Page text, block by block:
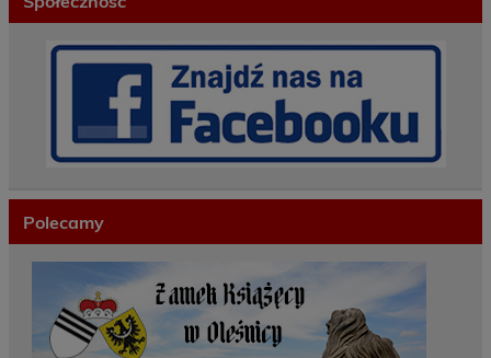
Polecamy